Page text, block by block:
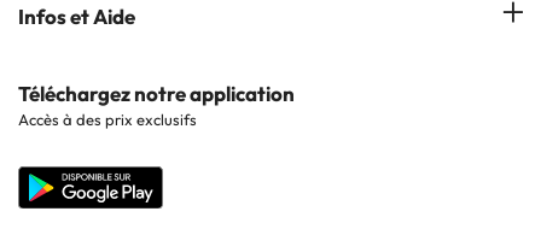
Hôtels à Cala d'Or
Hôtels à Lluchmajor
Hôtels en Séville
Hôtels en Grenade
Infos et Aide
Contactez-nous
Site corporate
Téléchargez notre application
Accès à des prix exclusifs